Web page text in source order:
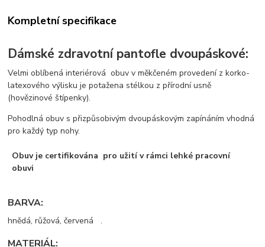
Kompletní specifikace
Dámské zdravotní pantofle dvoupáskové:
Velmi oblíbená interiérová obuv v měkčeném provedení z korko-
latexového výlisku je potažena stélkou z přírodní usně
(hovězinové štípenky).
Pohodlná obuv s přizpůsobivým dvoupáskovým zapínáním vhodná
pro každý typ nohy.
Obuv je certifikována pro užití v rámci lehké pracovní
obuvi
BARVA:
hnědá, růžová, červená .
MATERIÁL: